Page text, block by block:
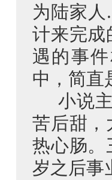
为陆家
计来完成
遇的事
中，简直
小说
苦后甜，
热心肠。
岁之后